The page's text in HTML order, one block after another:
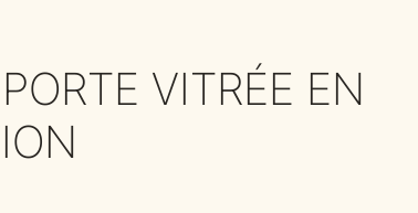
VITRÉE EN